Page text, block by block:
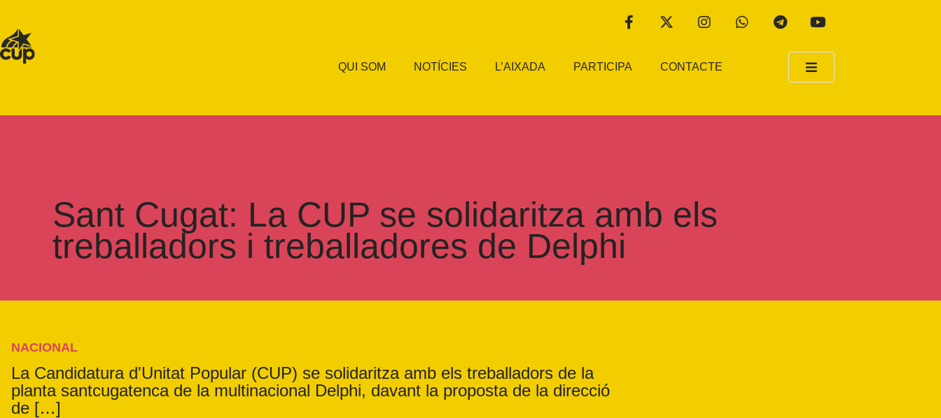
QUI SOM NOTÍCIES L’AIXADA PARTICIPA CONTACTE
Sant Cugat: La CUP se solidaritza amb els
treballadors i treballadores de Delphi
NACIONAL
La Candidatura d'Unitat Popular (CUP) se solidaritza amb els treballadors de la
planta santcugatenca de la multinacional Delphi, davant la proposta de la direcció
de […]